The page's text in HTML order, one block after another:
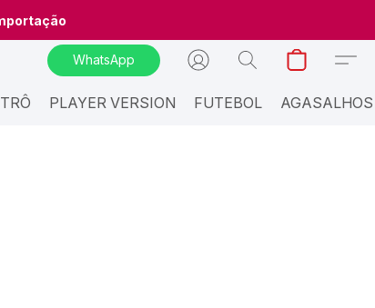
WhatsApp
PLAYER VERSION FUTEBOL AGASALHOS